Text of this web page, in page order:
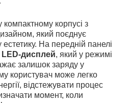
корпусі з
який поєднує
естетику. На передній панелі
LED-дисплей, який у режимі
залишок заряду у
користувач може легко
відстежувати процес
момент, коли